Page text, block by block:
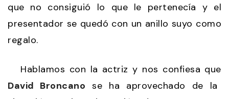
que no consiguió lo que le pertenecía y el
presentador se quedó con un anillo suyo como
regalo.
Hablamos con la actriz y nos confiesa que
David Broncano se ha aprovechado de la